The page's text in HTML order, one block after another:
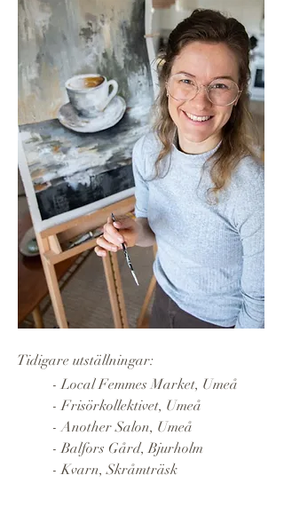
Tidigare utställningar:
- Local Femmes Market, Umeå
- Frisörkollektivet, Umeå
- Another Salon, Umeå
- Balfors Gård, Bjurholm
- Kvarn, Skråmträsk